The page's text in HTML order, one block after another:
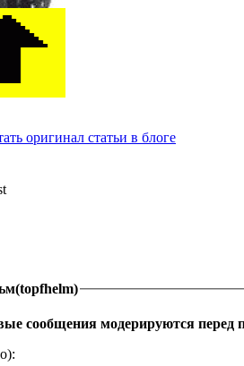
оригинал статьи в блоге
модерируются перед